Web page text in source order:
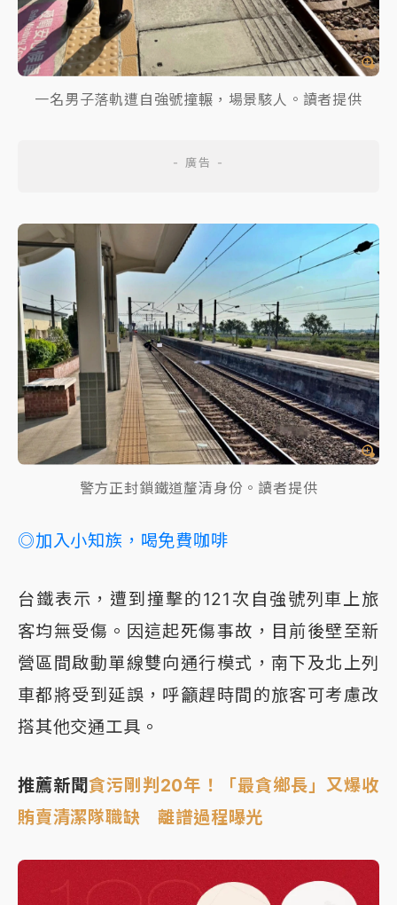
一名男子落軌遭自強號撞輾，場景駭人。讀者提供
警方正封鎖鐵道釐清身份。讀者提供
◎加入小知族，喝免費咖啡
台鐵表示，遭到撞擊的121次自強號列車上旅
客均無受傷。因這起死傷事故，目前後壁至新
營區間啟動單線雙向通行模式，南下及北上列
車都將受到延誤，呼籲趕時間的旅客可考慮改
搭其他交通工具。
推薦新聞貪污剛判20年！「最貪鄉長」又爆收
賄賣清潔隊職缺 離譜過程曝光